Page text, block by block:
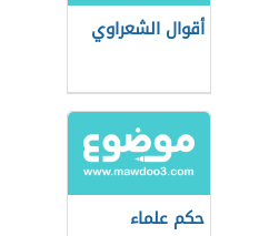
أقوال الشعراوي
حكم علماء